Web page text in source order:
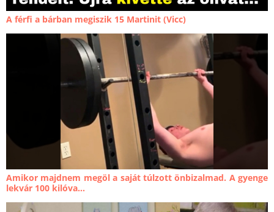
A férfi a bárban megiszik 15 Martinit (Vicc)
Amikor majdnem megöl a saját túlzott önbizalmad. A gyenge
lekvár 100 kilóva...